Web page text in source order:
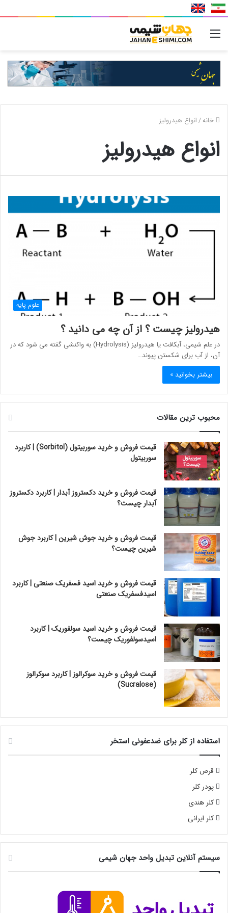
خانه/انواع هیدرولیز
انواع هیدرولیز
علوم پایه
هیدرولیز چیست ؟ از آن چه می دانید ؟
در علم شیمی، آبکافت یا هیدرولیز (Hydrolysis) به واکنشی گفته می شود که در
آن، از آب برای شکستن پیوند…
بیشتر بخوانید »
محبوب ترین مقالات
قیمت فروش و خرید سوربیتول (Sorbitol) | کاربرد
سوربیتول
قیمت فروش و خرید دکستروز آبدار | کاربرد دکستروز
آبدار چیست؟
قیمت فروش و خرید جوش شیرین | کاربرد جوش
شیرین چیست؟
قیمت فروش و خرید اسید فسفریک صنعتی | کاربرد
اسیدفسفریک صنعتی
قیمت فروش و خرید اسید سولفوریک | کاربرد
اسیدسولفوریک چیست؟
قیمت فروش و خرید سوکرالوز | کاربرد سوکرالوز
(Sucralose)
استفاده از کلر برای ضدعفونی استخر
قرص کلر
پودر کلر
کلر هندی
کلر ایرانی
سیستم آنلاین تبدیل واحد جهان شیمی